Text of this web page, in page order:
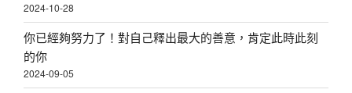
2024-10-28
你已經夠努力了！對自己釋出最大的善意，肯定此時此刻
的你
2024-09-05